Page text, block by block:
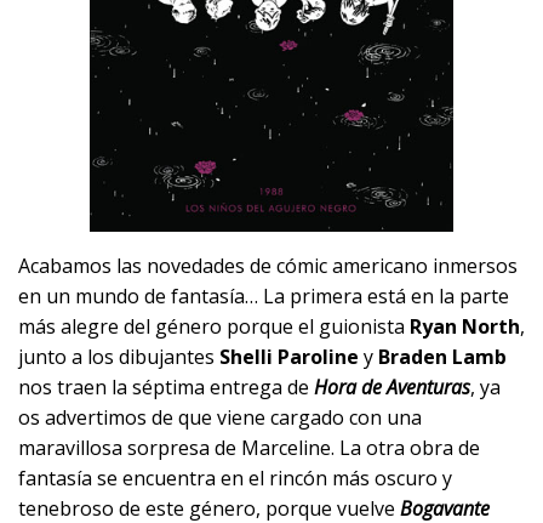
Acabamos las novedades de cómic americano inmersos
en un mundo de fantasía… La primera está en la parte
más alegre del género porque el guionista Ryan North,
junto a los dibujantes Shelli Paroline y Braden Lamb
nos traen la séptima entrega de Hora de Aventuras, ya
os advertimos de que viene cargado con una
maravillosa sorpresa de Marceline. La otra obra de
fantasía se encuentra en el rincón más oscuro y
tenebroso de este género, porque vuelve Bogavante